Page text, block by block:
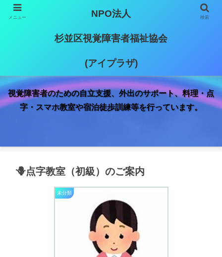
視覚障害者のための自立支援、外出のサポート、料理・点
字・スマホ教室や宿泊徒歩訓練等を行っています。
🪻点字教室（初級）のご案内
未分類
メニュー NPO法人
杉並区視覚障害者福祉協会
(アイプラザ)
検索